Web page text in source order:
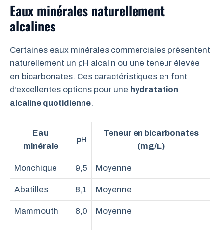
Eaux minérales naturellement
alcalines
Certaines eaux minérales commerciales présentent
naturellement un pH alcalin ou une teneur élevée
en bicarbonates. Ces caractéristiques en font
d’excellentes options pour une hydratation
alcaline quotidienne.
Eau
minérale
pH
Teneur en bicarbonates
(mg/L)
Monchique 9,5 Moyenne
Abatilles 8,1 Moyenne
Mammouth 8,0 Moyenne